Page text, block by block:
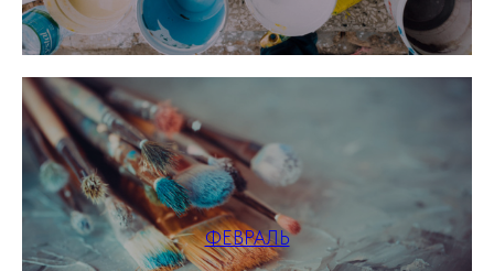
ФЕВРАЛЬ